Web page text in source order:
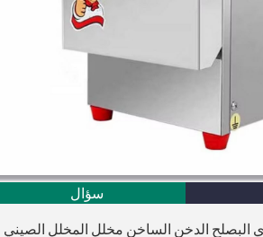
سؤال
البصلح الدخن الساخن مخلل المخلل الصيني